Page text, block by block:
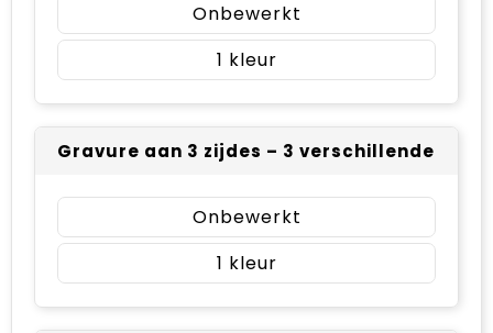
Onbewerkt
1
Gravure aan 3 zijdes – 3 verschillende
Onbewerkt
1